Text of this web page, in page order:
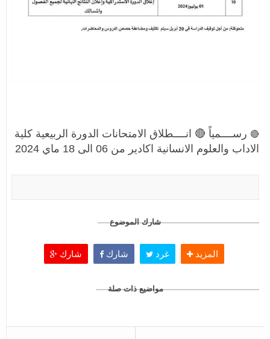
🔴 رســــمياً 🔴 انــــطلاق الامتحانات الدورة الربيعية كلية
الاداب والعلوم الانسانية اكادير من 06 الى 18 ماي 2024
شارك الموضوع
شارك شارك غرد المزيد
مواضيع ذات صلة